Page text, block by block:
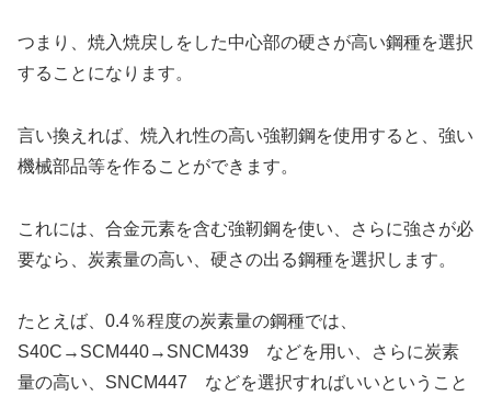
つまり、焼入焼戻しをした中心部の硬さが高い鋼種を選択
することになります。
言い換えれば、焼入れ性の高い強靭鋼を使用すると、強い
機械部品等を作ることができます。
これには、合金元素を含む強靭鋼を使い、さらに強さが必
要なら、炭素量の高い、硬さの出る鋼種を選択します。
たとえば、0.4％程度の炭素量の鋼種では、
S40C→SCM440→SNCM439 などを用い、さらに炭素
量の高い、SNCM447 などを選択すればいいということ